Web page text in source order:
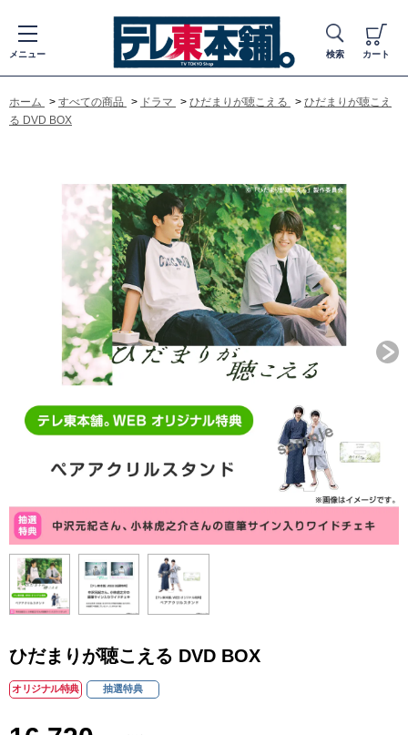
メニュー 検索 カート
ホーム > すべての商品 > ドラマ > ひだまりが聴こえる > ひだまりが聴こえ
る DVD BOX
ひだまりが聴こえる DVD BOX
オリジナル特典 抽選特典